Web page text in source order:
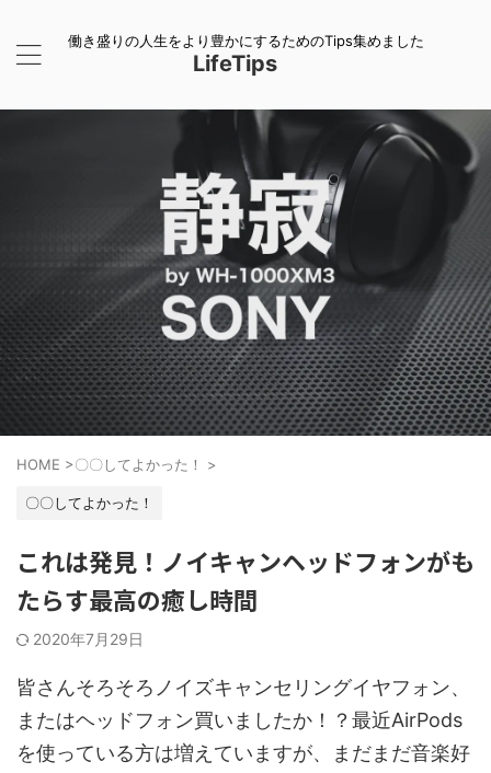
働き盛りの人生をより豊かにするためのTips集めました
LifeTips
HOME >〇〇してよかった！ >
〇〇してよかった！
これは発見！ノイキャンヘッドフォンがも
たらす最高の癒し時間
2020年7月29日
皆さんそろそろノイズキャンセリングイヤフォン、
またはヘッドフォン買いましたか！？最近AirPods
を使っている方は増えていますが、まだまだ音楽好